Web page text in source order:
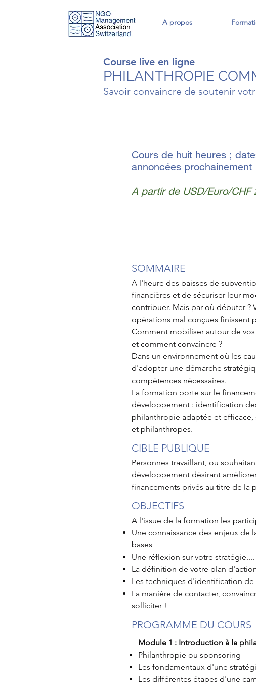
A propos
Course live en ligne
PHILANTHROPIE
Savoir convaincre de soutenir
Cours de huit heures ;
annoncées prochainement
A partir de USD/Euro/CHF
SOMMAIRE
A l'heure des baisses de
financières et de sécuriser leur
contribuer. Mais par où débuter ?
opérations mal conçues finissent
Comment mobiliser autour de
et comment convaincre ?
Dans un environnement où les
d'adopter une démarche
compétences nécessaires.
La formation porte sur le
développement : identification
philanthropie adaptée et efficace,
et philanthropes.
CIBLE PUBLIQUE
Personnes travaillant, ou
développement désirant
financements privés au titre de la
OBJECTIFS
A l'issue de la formation les
Une connaissance des enjeux de
bases
Une réflexion sur votre
La définition de votre plan
Les techniques d'identification
La manière de contacter,
solliciter !
PROGRAMME DU COURS
Module 1 : Introduction à la
Philanthropie ou sponsoring
Les fondamentaux d'une
Les différentes étapes d'une